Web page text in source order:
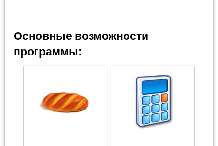
Основные возможности
программы: